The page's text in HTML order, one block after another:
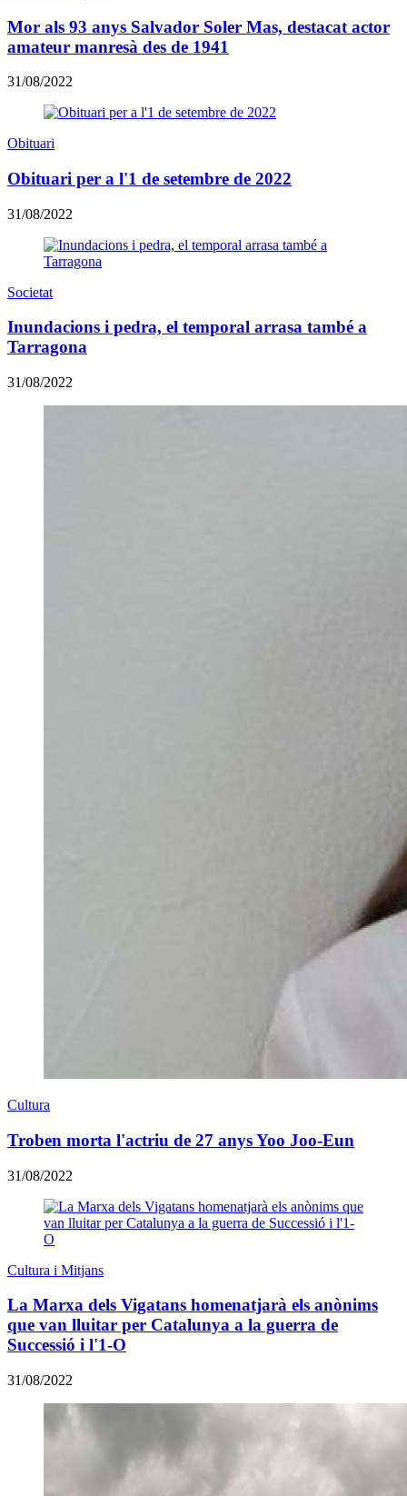
Mor als 93 anys Salvador Soler Mas, destacat actor
amateur manresà des de 1941
31/08/2022
Obituari
Obituari per a l'1 de setembre de 2022
31/08/2022
Societat
Inundacions i pedra, el temporal arrasa també a
Tarragona
31/08/2022
Cultura
Troben morta l'actriu de 27 anys Yoo Joo-Eun
31/08/2022
Cultura i Mitjans
​La Marxa dels Vigatans homenatjarà els anònims
que van lluitar per Catalunya a la guerra de
Successió i l'1-O
31/08/2022